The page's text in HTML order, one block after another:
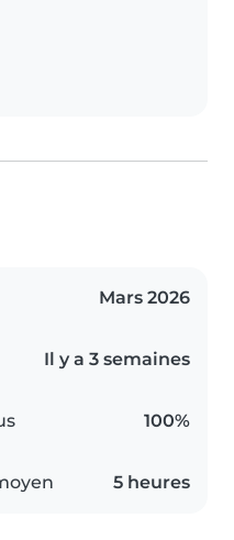
Mars 2026
Il y a 3 semaines
100%
5 heures